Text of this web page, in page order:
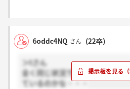
6oddc4NQ さん (22卒)
＞tさん
全く同じ状況です。他の部門で
ているのかな・・・